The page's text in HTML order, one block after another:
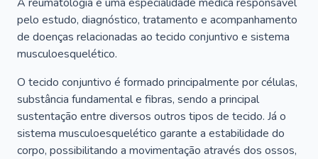
pelo estudo, diagnóstico, tratamento e acompanhamento
de doenças relacionadas ao tecido conjuntivo e sistema
musculoesquelético.
O tecido conjuntivo é formado principalmente por células,
substância fundamental e fibras, sendo a principal
sustentação entre diversos outros tipos de tecido. Já o
sistema musculoesquelético garante a estabilidade do
corpo, possibilitando a movimentação através dos ossos,